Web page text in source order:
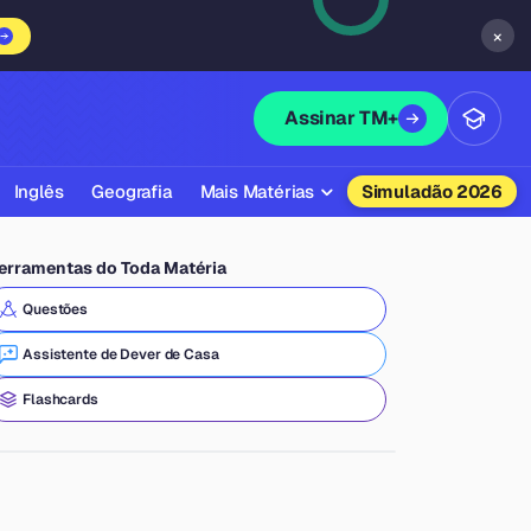
×
Assinar TM+
Inglês Geografia Mais Matérias
Química
Física
Filosofia
Simuladão 2026
do Toda Matéria
Questões
Assistente de Dever de Casa
Flashcards